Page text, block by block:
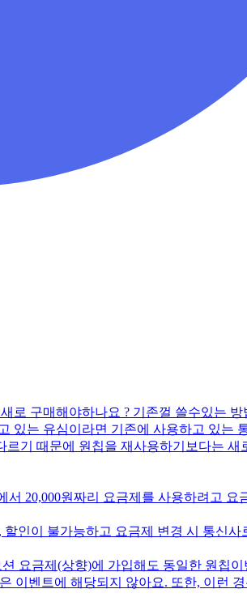
로 구매해야하나요 ? 기존껄 쓸수있는 방
있는 유심이라면 기존에 사용하고 있는
기 때문에 원칩을 재사용하기보다는
20,000원짜리 요금제를 사용하려고
인이 불가능하고 요금제 변경 시 통신
요금제(상향)에 가입해도 동일한 원칩
벤트에 해당되지 않아요. 또한, 이런